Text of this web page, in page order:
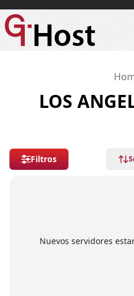
LOS
Filtros
Nuevos servidores